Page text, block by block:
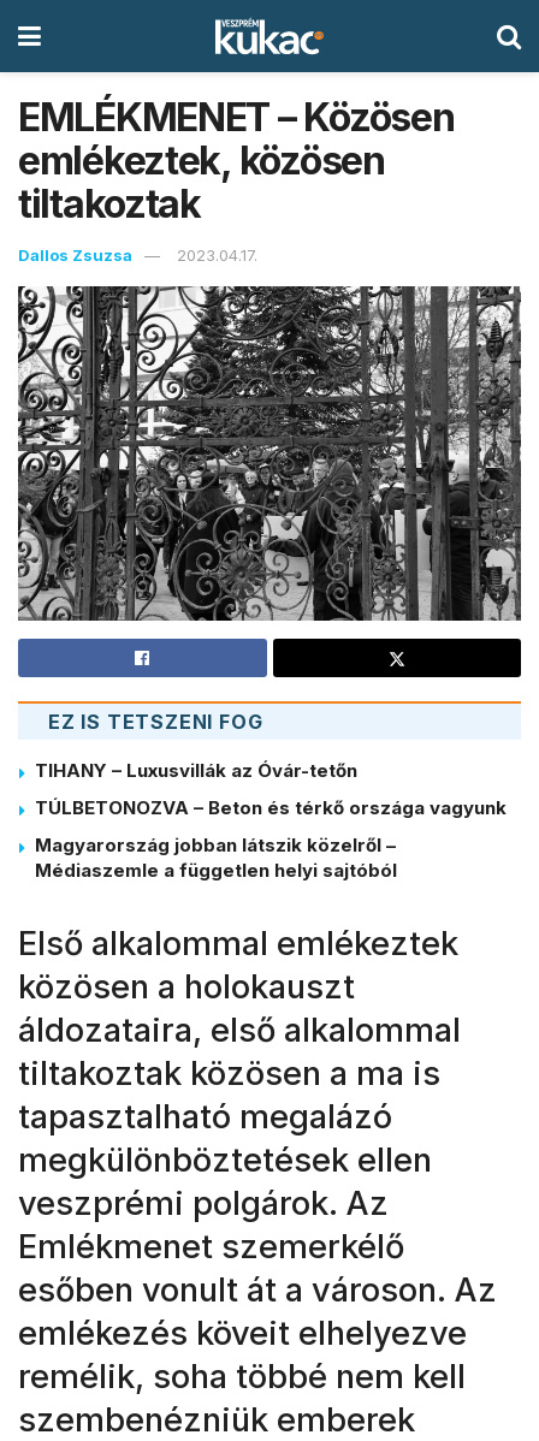
EMLÉKMENET – Közösen
emlékeztek, közösen
tiltakoztak
Dallos Zsuzsa 2023.04.17.
EZ IS TETSZENI FOG
TIHANY – Luxusvillák az Óvár-tetőn
TÚLBETONOZVA – Beton és térkő országa vagyunk
Magyarország jobban látszik közelről –
Médiaszemle a független helyi sajtóból
Első alkalommal emlékeztek
közösen a holokauszt
áldozataira, első alkalommal
tiltakoztak közösen a ma is
tapasztalható megalázó
megkülönböztetések ellen
veszprémi polgárok. Az
Emlékmenet szemerkélő
esőben vonult át a városon. Az
emlékezés köveit elhelyezve
remélik, soha többé nem kell
szembenézniük emberek